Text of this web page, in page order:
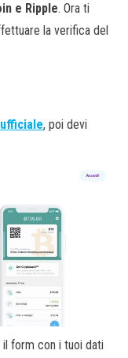
e Ripple. Ora ti
la verifica del
, poi devi
form con i tuoi dati